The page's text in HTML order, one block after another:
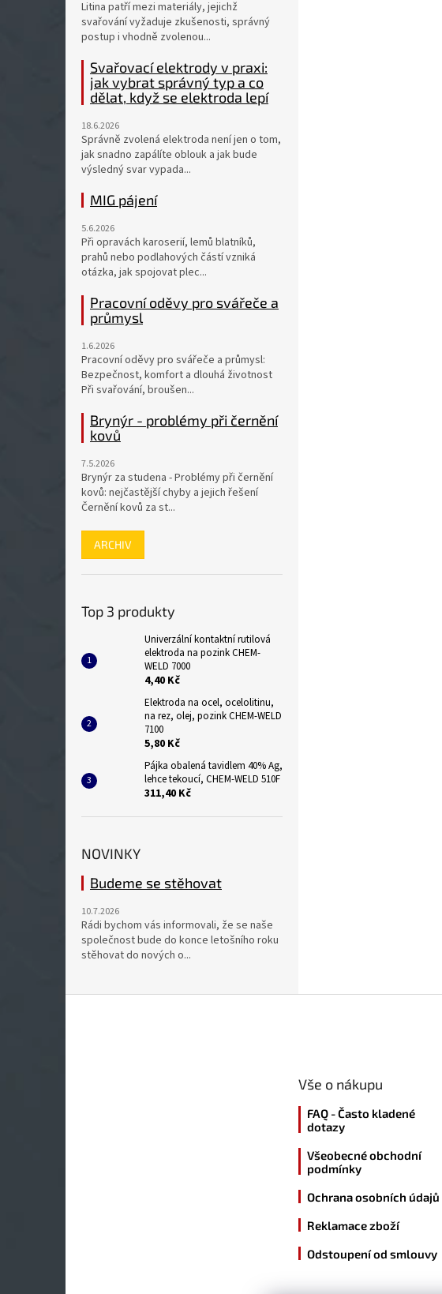
Litina patří mezi materiály, jejichž
svařování vyžaduje zkušenosti, správný
postup i vhodně zvolenou...
Svařovací elektrody v praxi:
jak vybrat správný typ a co
dělat, když se elektroda lepí
18.6.2026
Správně zvolená elektroda není jen o tom,
jak snadno zapálíte oblouk a jak bude
výsledný svar vypada...
MIG pájení
5.6.2026
Při opravách karoserií, lemů blatníků,
prahů nebo podlahových částí vzniká
otázka, jak spojovat plec...
Pracovní oděvy pro svářeče a
průmysl
1.6.2026
Pracovní oděvy pro svářeče a průmysl:
Bezpečnost, komfort a dlouhá životnost
Při svařování, broušen...
Brynýr - problémy při černění
kovů
7.5.2026
Brynýr za studena - Problémy při černění
kovů: nejčastější chyby a jejich řešení
Černění kovů za st...
ARCHIV
Top 3 produkty
Univerzální kontaktní rutilová
elektroda na pozink CHEM-
WELD 7000
4,40 Kč
Elektroda na ocel, ocelolitinu,
na rez, olej, pozink CHEM-WELD
7100
5,80 Kč
Pájka obalená tavidlem 40% Ag,
lehce tekoucí, CHEM-WELD 510F
311,40 Kč
NOVINKY
Budeme se stěhovat
10.7.2026
Rádi bychom vás informovali, že se naše
společnost bude do konce letošního roku
stěhovat do nových o...
Vše o nákupu
FAQ - Často kladené
dotazy
Všeobecné obchodní
podmínky
Ochrana osobních údajů
Reklamace zboží
Odstoupení od smlouvy